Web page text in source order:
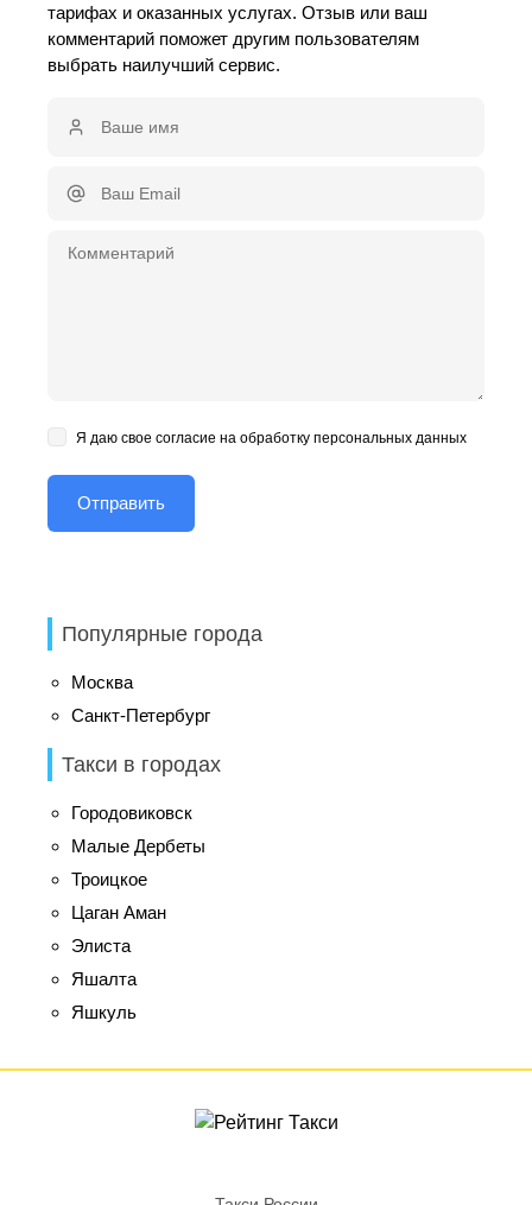
тарифах и оказанных услугах. Отзыв или ваш
комментарий поможет другим пользователям
выбрать наилучший сервис.
Я даю свое согласие на обработку персональных данных
Популярные города
Москва
Санкт-Петербург
Такси в городах
Городовиковск
Малые Дербеты
Троицкое
Цаган Аман
Элиста
Яшалта
Яшкуль